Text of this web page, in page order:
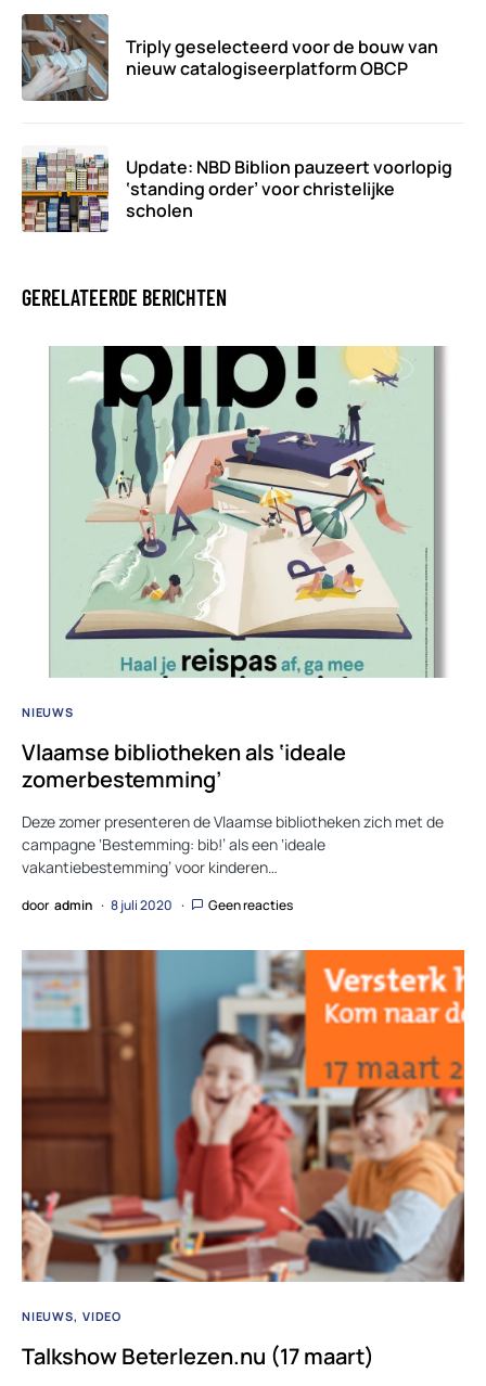
Triply geselecteerd voor de bouw van
nieuw catalogiseerplatform OBCP
Update: NBD Biblion pauzeert voorlopig
‘standing order’ voor christelijke
scholen
GERELATEERDE BERICHTEN
NIEUWS
Vlaamse bibliotheken als ‘ideale
zomerbestemming’
Deze zomer presenteren de Vlaamse bibliotheken zich met de
campagne ‘Bestemming: bib!’ als een ‘ideale
vakantiebestemming’ voor kinderen…
door admin 8 juli 2020 Geen reacties
NIEUWS VIDEO
Talkshow Beterlezen.nu (17 maart)